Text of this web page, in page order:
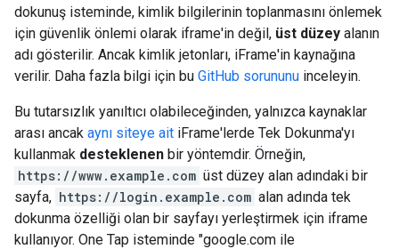
dokunuş isteminde, kimlik bilgilerinin toplanmasını önlemek
için güvenlik önlemi olarak iframe'in değil, üst düzey alanın
adı gösterilir. Ancak kimlik jetonları, iFrame'in kaynağına
verilir. Daha fazla bilgi için bu GitHub sorununu inceleyin.
Bu tutarsızlık yanıltıcı olabileceğinden, yalnızca kaynaklar
arası ancak aynı siteye ait iFrame'lerde Tek Dokunma'yı
kullanmak desteklenen bir yöntemdir. Örneğin,
https://www.example.com üst düzey alan adındaki bir
sayfa, https://login.example.com alan adında tek
dokunma özelliği olan bir sayfayı yerleştirmek için iframe
kullanıyor. One Tap isteminde "google.com ile